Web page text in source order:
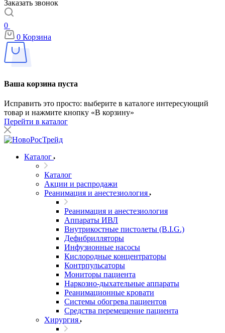
Заказать звонок
0
0 Корзина
Ваша корзина пуста
Исправить это просто: выберите в каталоге интересующий
товар и нажмите кнопку «В корзину»
Перейти в каталог
Каталог
Каталог
Акции и распродажи
Реанимация и анестезиология
Реанимация и анестезиология
Аппараты ИВЛ
Внутрикостные пистолеты (B.I.G.)
Дефибрилляторы
Инфузионные насосы
Кислородные концентраторы
Контрпульсаторы
Мониторы пациента
Наркозно-дыхательные аппараты
Реанимационные кровати
Системы обогрева пациентов
Средства перемещение пациента
Хирургия